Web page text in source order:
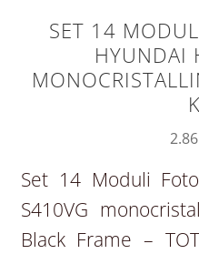
SET 14
HYUNDAI
Set 14 Moduli
S410VG
Black Frame –